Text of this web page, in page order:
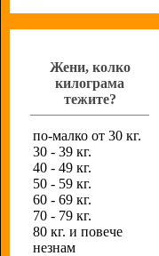
Жени, колко
килограма
тежите?
по-малко от 30 кг.
30 - 39 кг.
40 - 49 кг.
50 - 59 кг.
60 - 69 кг.
70 - 79 кг.
80 кг. и повече
незнам